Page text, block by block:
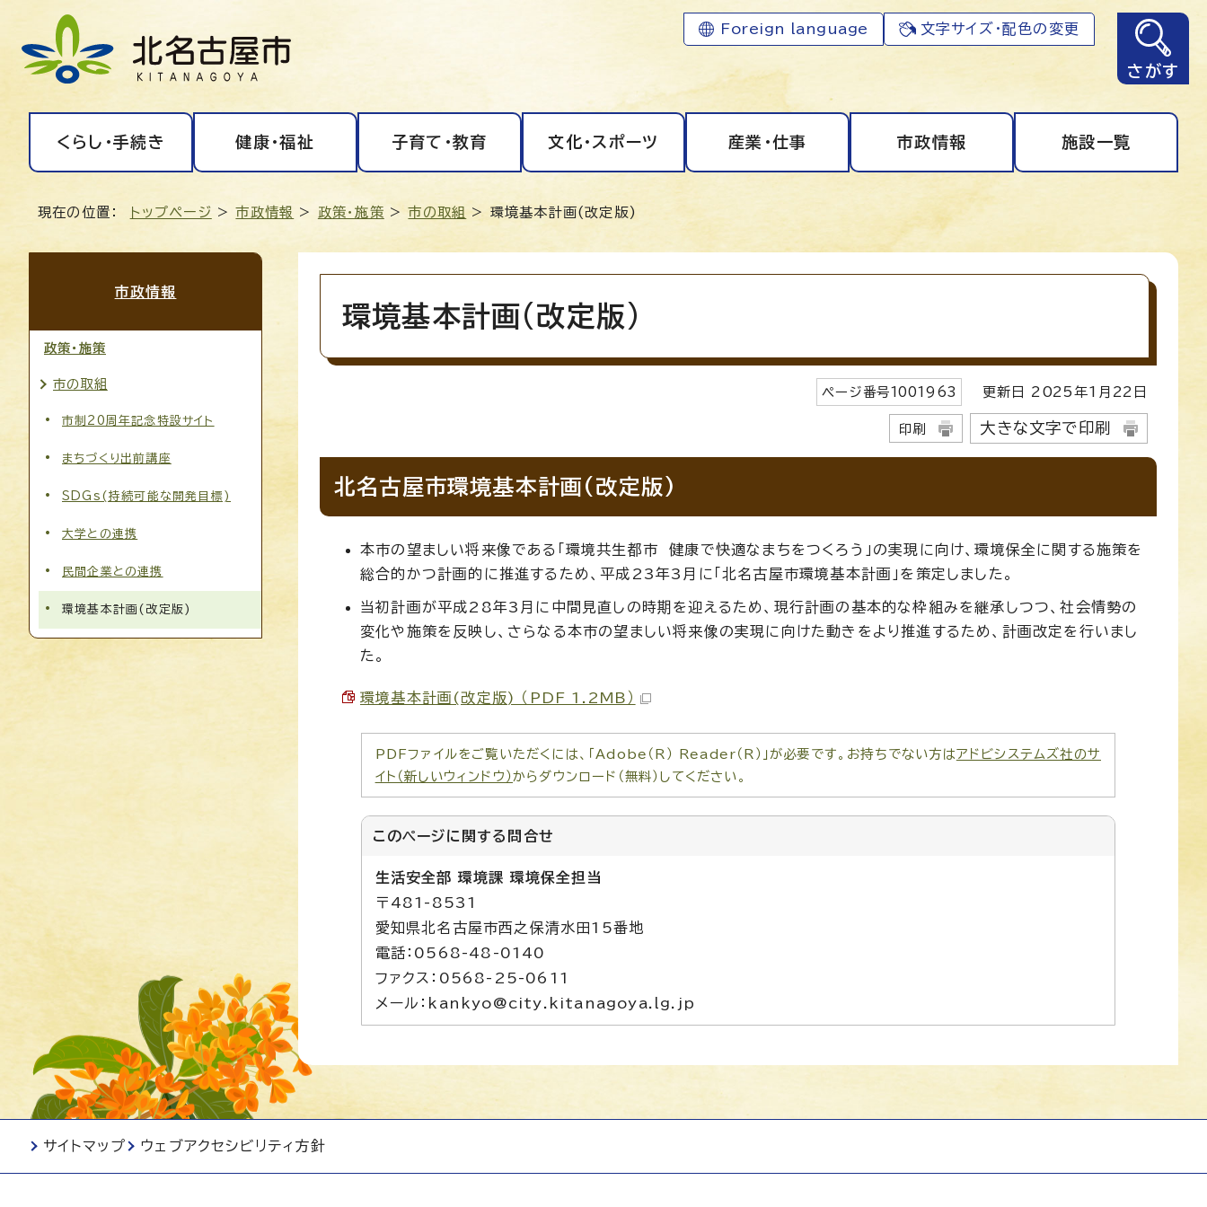
Foreign language 文字サイズ・配色の変更
さがす
くらし・手続き 健康・福祉 子育て・教育 文化・スポーツ 産業・仕事 市政情報 施設一覧
現在の位置： トップページ >市政情報 > 政策・施策 >市の取組 > 環境基本計画(改定版)
環境基本計画(改定版)
ページ番号1001963 更新日 2025 年1月 22 日
印刷 大きな文字で印刷
北名古屋市環境基本計画(改定版)
本市の望ましい将来像である「環境共生都市 健康で快適なまちをつくろう」の実現に向け、環境保全に関する施策を
総合的かつ計画的に推進するため、平成23年3月に「北名古屋市環境基本計画」を策定しました。
当初計画が平成28年3月に中間見直しの時期を迎えるため、現行計画の基本的な枠組みを継承しつつ、社会情勢の
変化や施策を反映し、さらなる本市の望ましい将来像の実現に向けた動きをより推進するため、計画改定を行いまし
た。
環境基本計画(改定版) （PDF 1.2MB）
PDFファイルをご覧いただくには、「Adobe（R） Reader（R）」が必要です。お持ちでない方はアドビシステムズ社のサ
イト（新しいウィンドウ）からダウンロード（無料）してください。
このページに関する 問合せ
生活安全部 環境課 環境保全担当
〒481-8531
愛知県北名古屋市西之保清水田15番地
電話：0568-48-0140
ファクス：0568-25-0611
メール：kankyo@city.kitanagoya.lg.jp
市政情報
政策・施策
市の取組
市制20周年記念特設サイト
まちづくり出前講座
SDGs(持続可能な開発目標)
大学との連携
民間企業との連携
環境基本計画(改定版)
サイトマップ ウェブアクセシビリティ方針